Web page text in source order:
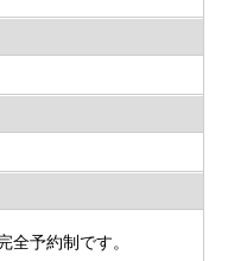
全予約制です。